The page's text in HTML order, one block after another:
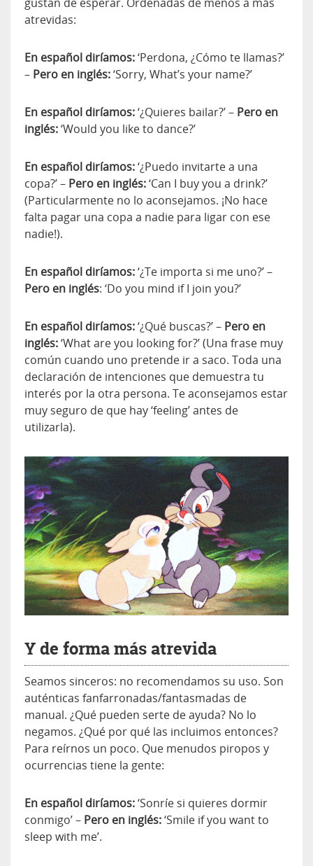
atrevidas:
En español diríamos:‘Perdona, ¿Cómo te llamas?’
– Pero en inglés:‘Sorry, What’s your name?’
En español diríamos:‘¿Quieres bailar?’ – Pero en
inglés:‘Would you like to dance?’
En español diríamos:‘¿Puedo invitarte a una
copa?’ – Pero en inglés:‘Can I buy you a drink?’
(Particularmente no lo aconsejamos. ¡No hace
falta pagar una copa a nadie para ligar con ese
nadie!).
En español diríamos:‘¿Te importa si me uno?’ –
Pero en inglés: ‘Do you mind if I join you?’
En español diríamos:‘¿Qué buscas?’ – Pero en
inglés:‘What are you looking for?’ (Una frase muy
común cuando uno pretende ir a saco. Toda una
declaración de intenciones que demuestra tu
interés por la otra persona. Te aconsejamos estar
muy seguro de que hay ‘feeling’ antes de
utilizarla).
Y de forma más atrevida
Seamos sinceros: no recomendamos su uso. Son
auténticas fanfarronadas/fantasmadas de
manual. ¿Qué pueden serte de ayuda? No lo
negamos. ¿Qué por qué las incluimos entonces?
Para reírnos un poco. Que menudos piropos y
ocurrencias tiene la gente:
En español diríamos:‘Sonríe si quieres dormir
conmigo’ – Pero en inglés:‘Smile if you want to
sleep with me’.